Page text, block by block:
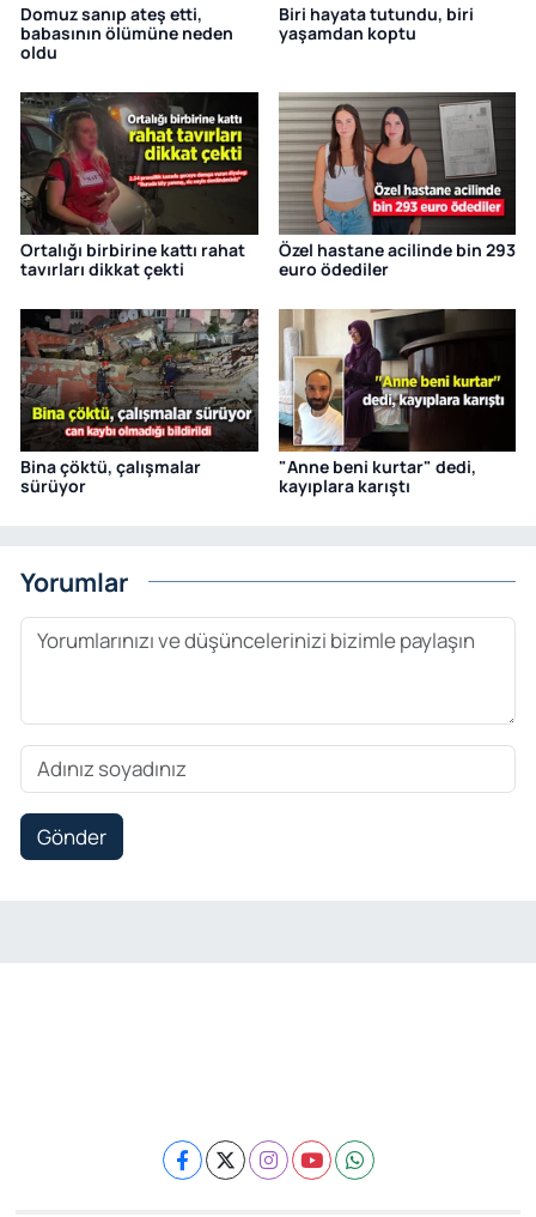
Domuz sanıp ateş etti,
babasının ölümüne neden
oldu
Biri hayata tutundu, biri
yaşamdan koptu
Ortalığı birbirine kattı rahat
tavırları dikkat çekti
Özel hastane acilinde bin 293
euro ödediler
Bina çöktü, çalışmalar
sürüyor
"Anne beni kurtar" dedi,
kayıplara karıştı
Yorumlar
Gönder